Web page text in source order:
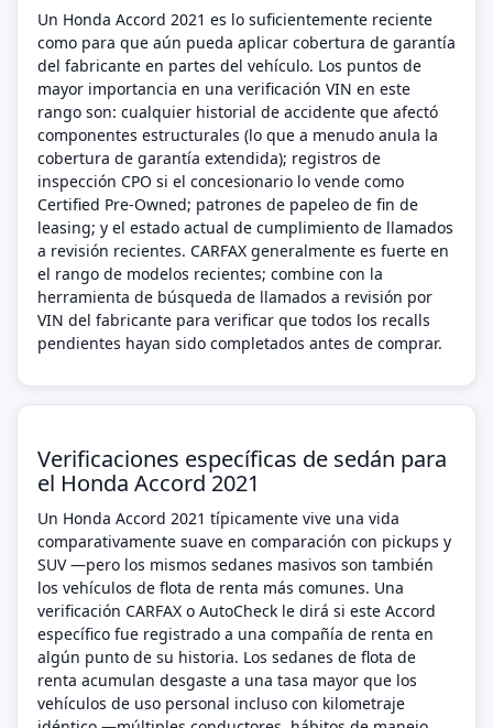
Un Honda Accord 2021 es lo suficientemente reciente
como para que aún pueda aplicar cobertura de garantía
del fabricante en partes del vehículo. Los puntos de
mayor importancia en una verificación VIN en este
rango son: cualquier historial de accidente que afectó
componentes estructurales (lo que a menudo anula la
cobertura de garantía extendida); registros de
inspección CPO si el concesionario lo vende como
Certified Pre-Owned; patrones de papeleo de fin de
leasing; y el estado actual de cumplimiento de llamados
a revisión recientes. CARFAX generalmente es fuerte en
el rango de modelos recientes; combine con la
herramienta de búsqueda de llamados a revisión por
VIN del fabricante para verificar que todos los recalls
pendientes hayan sido completados antes de comprar.
Verificaciones específicas de sedán para
el Honda Accord 2021
Un Honda Accord 2021 típicamente vive una vida
comparativamente suave en comparación con pickups y
SUV —pero los mismos sedanes masivos son también
los vehículos de flota de renta más comunes. Una
verificación CARFAX o AutoCheck le dirá si este Accord
específico fue registrado a una compañía de renta en
algún punto de su historia. Los sedanes de flota de
renta acumulan desgaste a una tasa mayor que los
vehículos de uso personal incluso con kilometraje